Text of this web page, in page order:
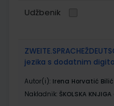
Udžbenik
jezika s dodatnim
Autor(i): Irena Horvatić
Nakladnik: ŠKOLSKA